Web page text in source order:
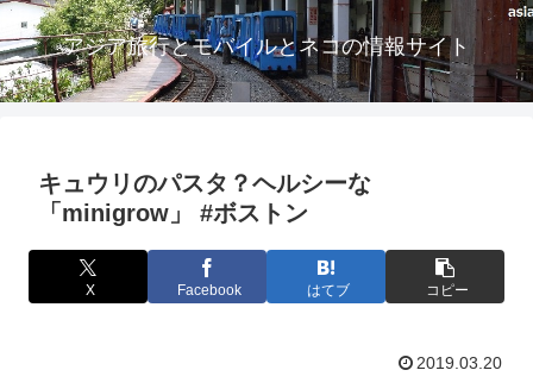
アジア旅行とモバイルとネコの情報サイト
キュウリのパスタ？ヘルシーな
「minigrow」 #ボストン
X Facebook はてブ コピー
2019.03.20